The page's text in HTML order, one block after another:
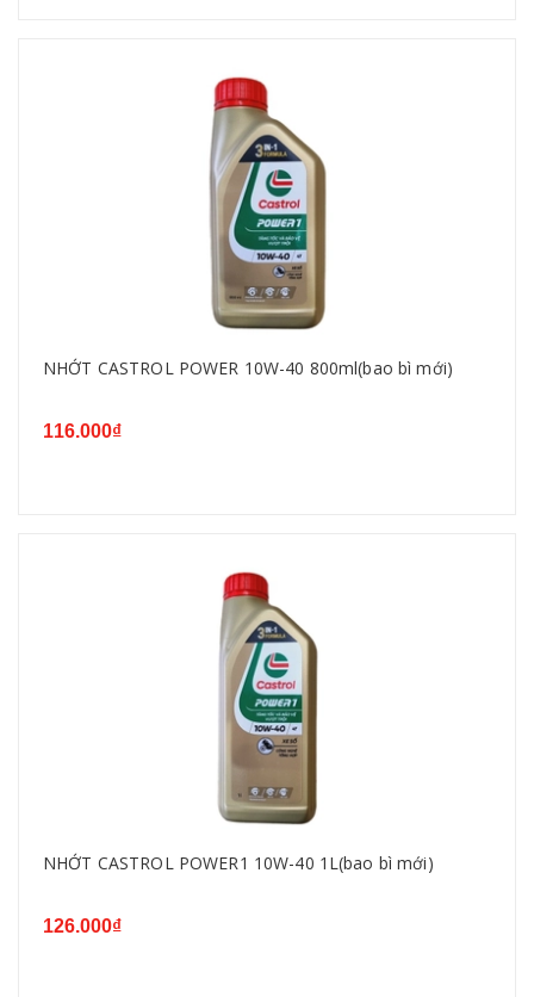
NHỚT CASTROL POWER 10W-40 800ml(bao bì mới)
116.000₫
NHỚT CASTROL POWER1 10W-40 1L(bao bì mới)
126.000₫